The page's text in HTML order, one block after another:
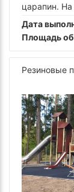
царапин. На
Дата
Площадь
Резиновые